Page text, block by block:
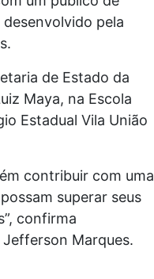
pela
de Estado da
Maya, na Escola
Estadual Vila União
contribuir com uma
superar seus
confirma
Marques.